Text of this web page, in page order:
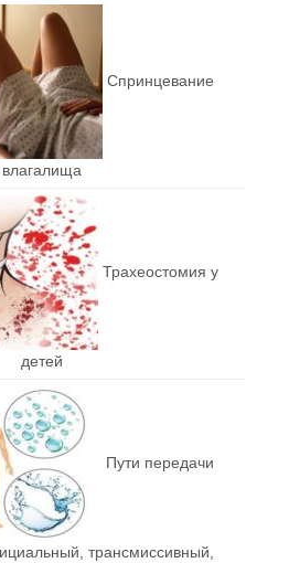
Спринцевание
влагалища
Трахеостомия у
детей
Пути передачи
трансмиссивный,